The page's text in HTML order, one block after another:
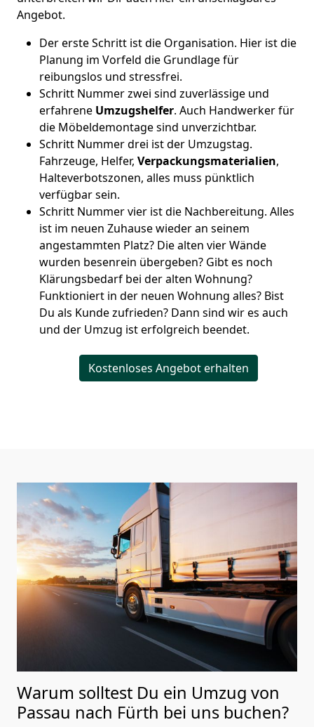
Angebot.
Der erste Schritt ist die Organisation. Hier ist die
Planung im Vorfeld die Grundlage für
reibungslos und stressfrei.
Schritt Nummer zwei sind zuverlässige und
erfahrene Umzugshelfer. Auch Handwerker für
die Möbeldemontage sind unverzichtbar.
Schritt Nummer drei ist der Umzugstag.
Fahrzeuge, Helfer, Verpackungsmaterialien,
Halteverbotszonen, alles muss pünktlich
verfügbar sein.
Schritt Nummer vier ist die Nachbereitung. Alles
ist im neuen Zuhause wieder an seinem
angestammten Platz? Die alten vier Wände
wurden besenrein übergeben? Gibt es noch
Klärungsbedarf bei der alten Wohnung?
Funktioniert in der neuen Wohnung alles? Bist
Du als Kunde zufrieden? Dann sind wir es auch
und der Umzug ist erfolgreich beendet.
Kostenloses Angebot erhalten
Warum solltest Du ein Umzug von
Passau nach Fürth bei uns buchen?